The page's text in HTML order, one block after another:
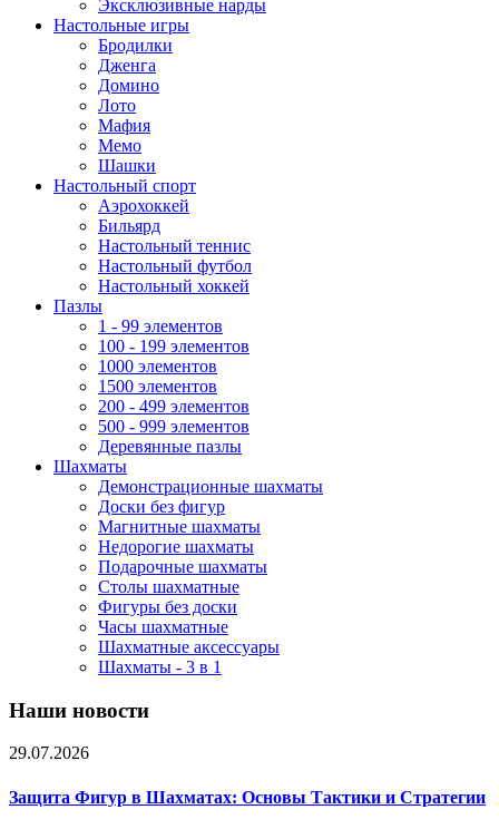
Эксклюзивные нарды
Настольные игры
Бродилки
Дженга
Домино
Лото
Мафия
Мемо
Шашки
Настольный спорт
Аэрохоккей
Бильярд
Настольный теннис
Настольный футбол
Настольный хоккей
Пазлы
1 - 99 элементов
100 - 199 элементов
1000 элементов
1500 элементов
200 - 499 элементов
500 - 999 элементов
Деревянные пазлы
Шахматы
Демонстрационные шахматы
Доски без фигур
Магнитные шахматы
Недорогие шахматы
Подарочные шахматы
Столы шахматные
Фигуры без доски
Часы шахматные
Шахматные аксессуары
Шахматы - 3 в 1
Наши новости
29.07.2026
Защита Фигур в Шахматах: Основы Тактики и Стратегии